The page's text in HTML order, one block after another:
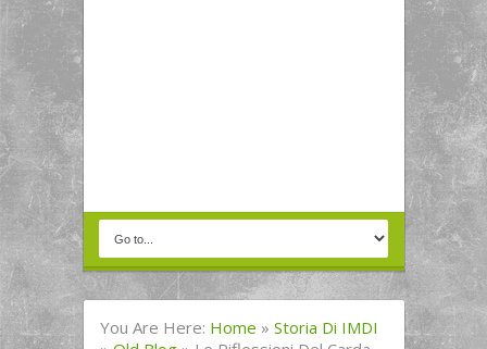
You Are Here: Home » Storia Di IMDI